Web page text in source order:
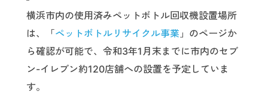
横浜市内の使用済みペットボトル回収機設置場所
は、「ペットボトルリサイクル事業 」のページか
ら確認が可能で、令和3年1月末までに市内のセブ
ン-イレブン約120店舗への設置を予定していま
す。